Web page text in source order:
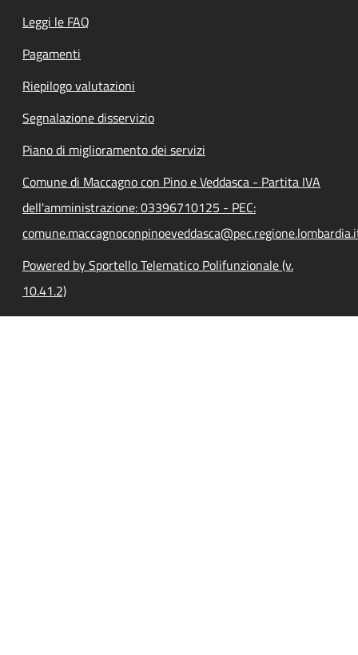
Leggi le FAQ
Pagamenti
Riepilogo valutazioni
Segnalazione disservizio
Piano di miglioramento dei servizi
Comune di Maccagno con Pino e Veddasca - Partita IVA
dell'amministrazione: 03396710125 - PEC:
Powered by Sportello Telematico Polifunzionale (v.
10.41.2)